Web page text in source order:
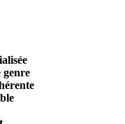
genre